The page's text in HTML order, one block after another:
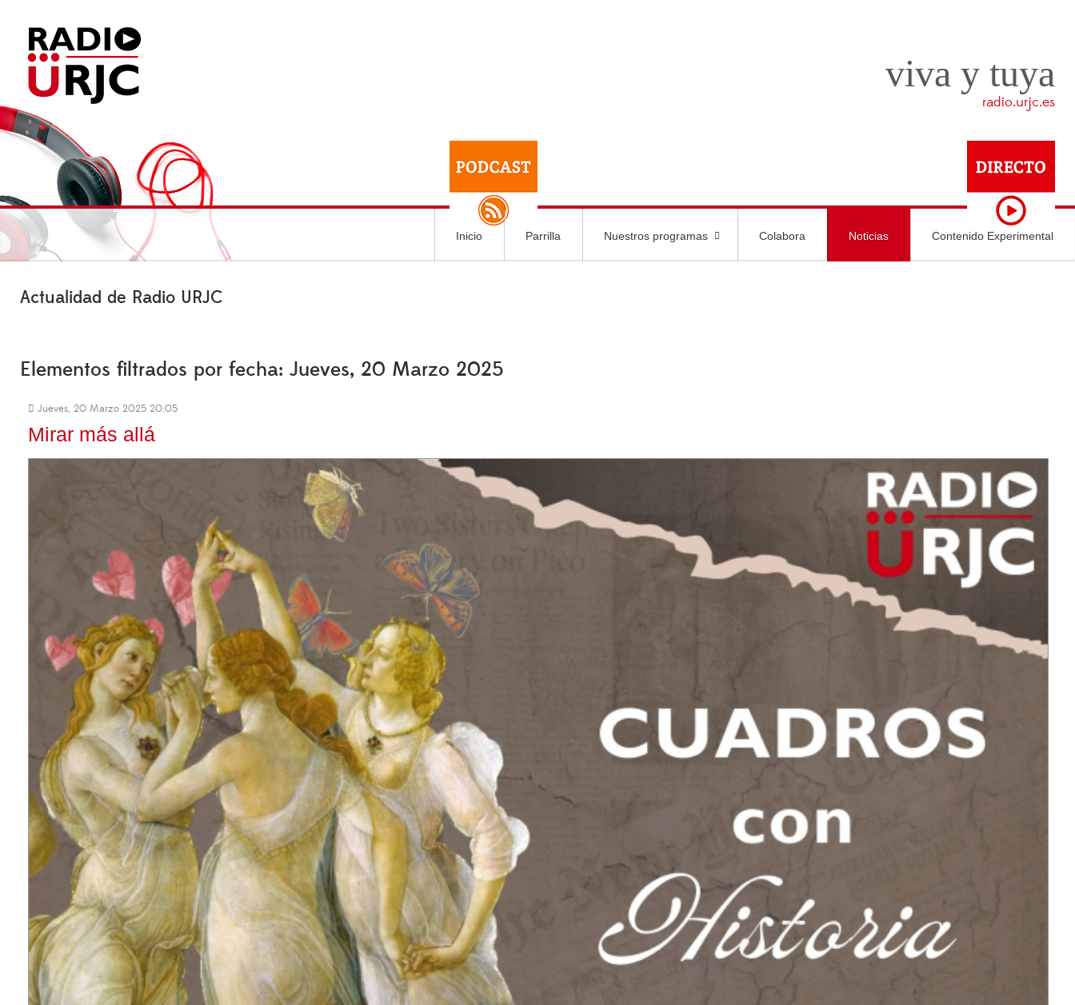
viva y tuya
radio.urjc.es
Inicio Parrilla Nuestros programas Colabora Noticias Contenido Experimental
Actualidad de Radio URJC
Elementos filtrados por fecha: Jueves, 20 Marzo 2025
Jueves, 20 Marzo 2025 20:05
Mirar más allá